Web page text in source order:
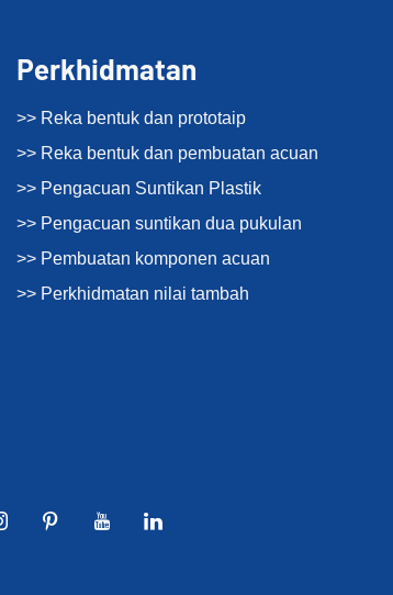
Perkhidmatan
>> Reka bentuk dan prototaip
>> Reka bentuk dan pembuatan acuan
>> Pengacuan Suntikan Plastik
>> Pengacuan suntikan dua pukulan
>> Pembuatan komponen acuan
>> Perkhidmatan nilai tambah